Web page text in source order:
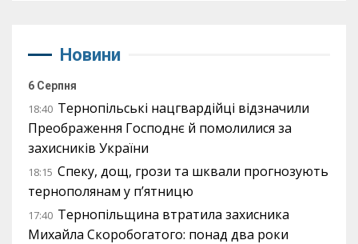
Новини
6 Серпня
18:40 Тернопільські нацгвардійці відзначили
Преображення Господнє й помолилися за
захисників України
18:15 Спеку, дощ, грози та шквали прогнозують
тернополянам у п’ятницю
17:40 Тернопільщина втратила захисника
Михайла Скоробогатого: понад два роки